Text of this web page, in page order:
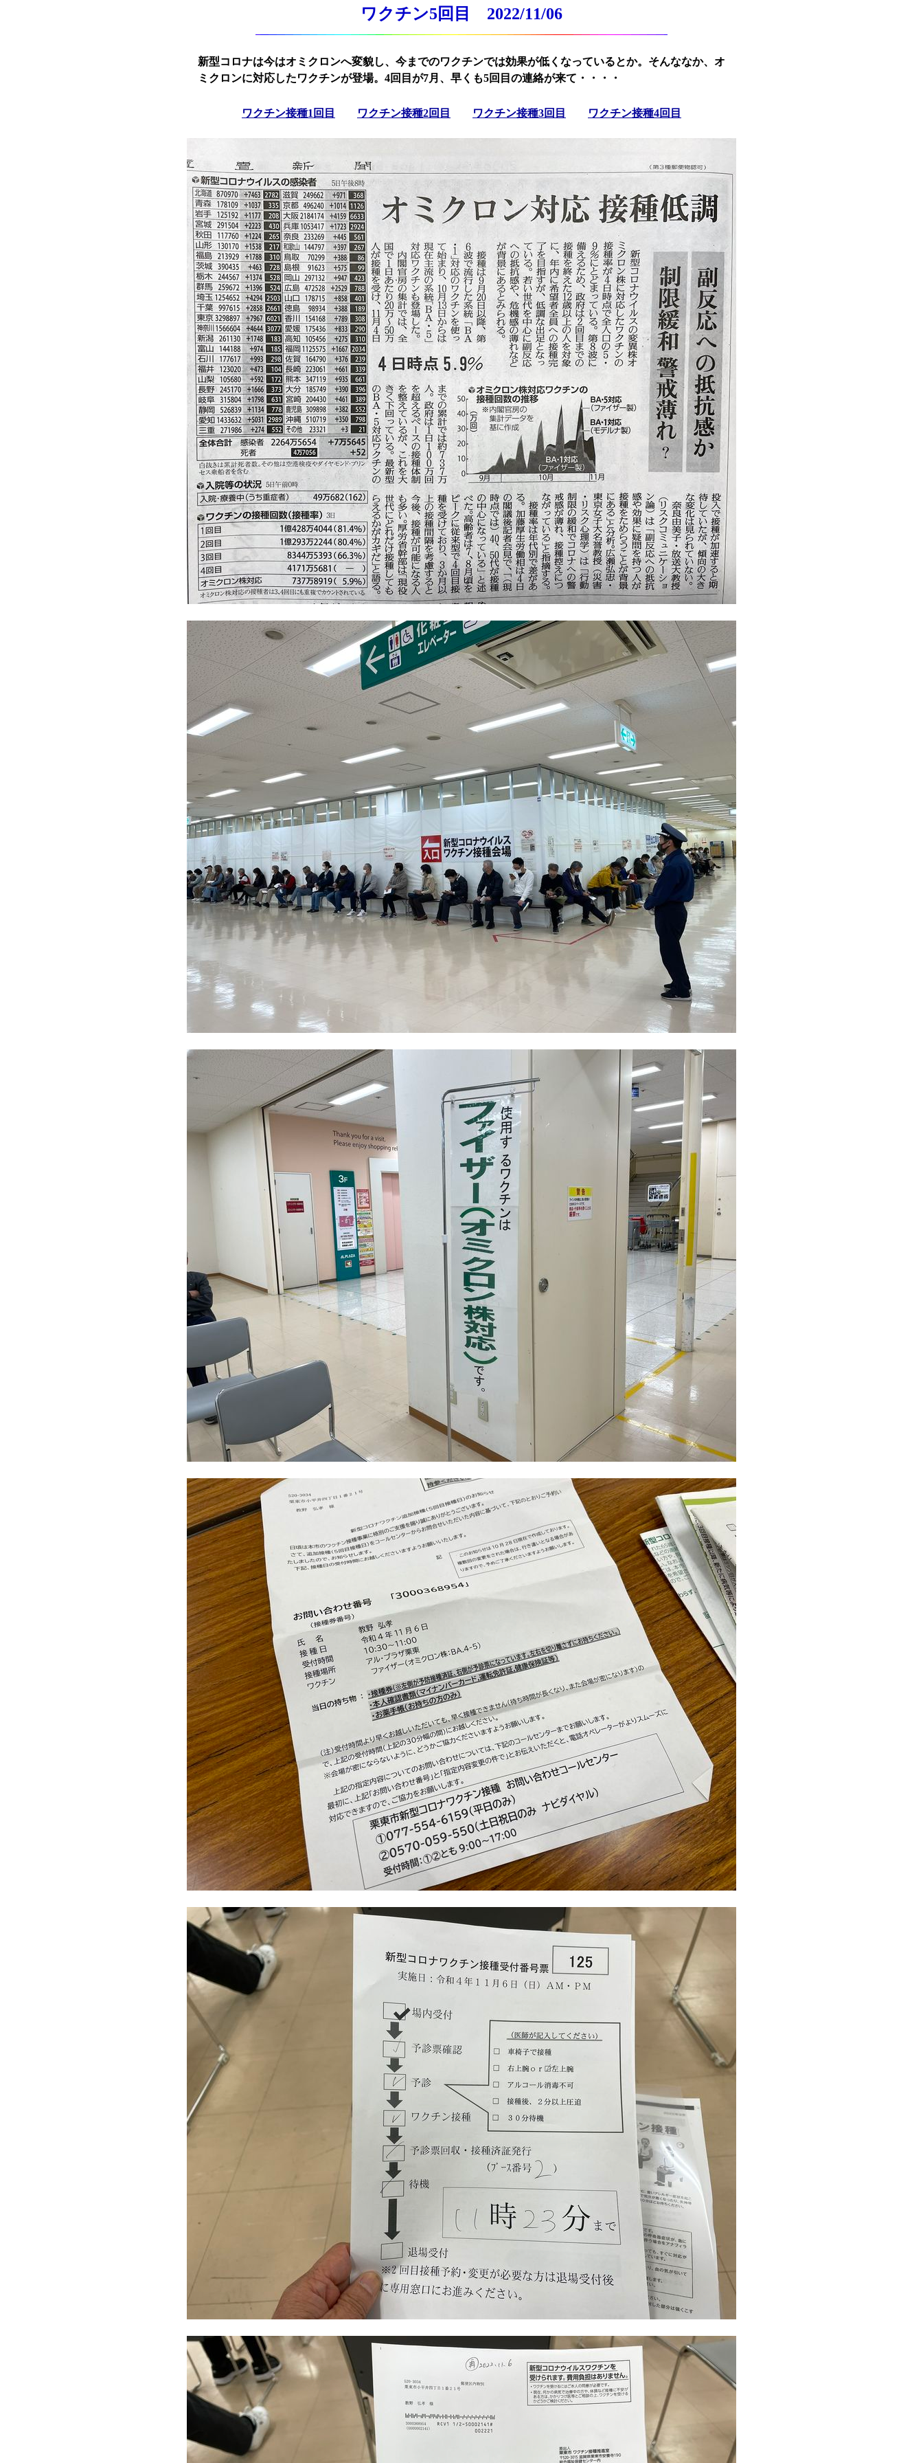
ワクチン5回目 2022/11/06
新型コロナは今はオミクロンへ変貌し、今までのワクチンでは効果が低くなっているとか。そんななか、オ
ミクロンに対応したワクチンが登場。4回目が7月、早くも5回目の連絡が来て・・・・
ワクチン接種1回目 ワクチン接種2回目 ワクチン接種3回目 ワクチン接種4回目